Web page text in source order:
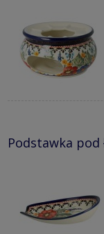
Podstawka pod